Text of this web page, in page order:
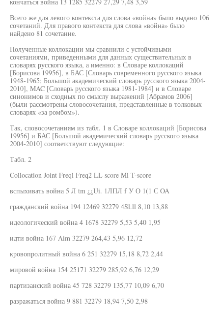
Всего же для левого контекста для слова «война» было выдано 106
сочетаний. Для правого контекста для слова «война» было
найдено 81 сочетание.
Полученные коллокации мы сравнили с устойчивыми
сочетаниями, приведенными для данных существительных в
словарях русского языка, а именно: в Словаре коллокаций
[Борисова 19956], в БАС [Словарь современного русского языка
1948-1965; Большой академический словарь русского языка 2004-
2010], MAC [Словарь русского языка 1981-1984] и в Словаре
синонимов и сходных по смыслу выражений [Абрамов 2006]
(были рассмотрены словосочетания, представленные в толковых
словарях «за ромбом»).
Так, словосочетаниям из табл. 1 в Словаре коллокаций [Борисова
19956] и БАС [Большой академический словарь русского языка
2004-2010] соответствуют следующие:
Табл. 2
Collocation Joint Freql Freq2 LL score Ml T-score
вспыхивать война 5 Л tm ¿¿Ui. 1ЛПЛ f У О 1(1 С OA
гражданский война 194 12469 32279 4Sl.ll 8,10 13,88
идеологический война 4 1678 32279 5,53 5,40 1,95
идти война 167 Aim 32279 264,43 5,96 12,72
кровопролитный война 6 251 32279 15,18 8,72 2,44
мировой война 154 25171 32279 285,92 6,76 12,29
партизанский война 45 728 32279 135,77 10,09 6,70
разражаться война 9 881 32279 18,94 7,50 2,98